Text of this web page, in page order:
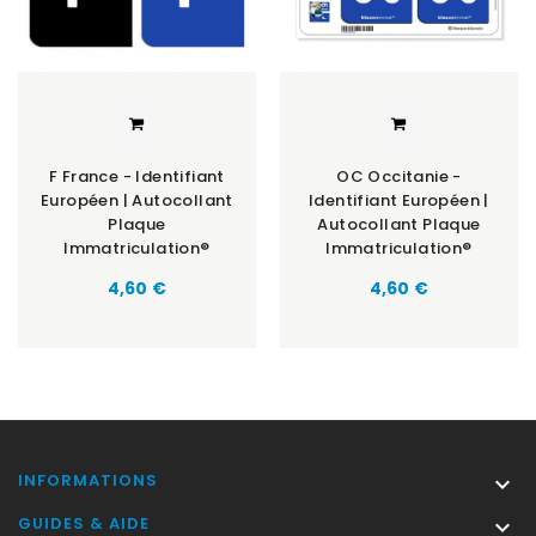
F France - Identifiant
Européen | Autocollant
Plaque
Immatriculation®
Prix
4,60 €
OC Occitanie -
Identifiant Européen |
Autocollant Plaque
Immatriculation®
Prix
4,60 €
INFORMATIONS 
GUIDES & AIDE 